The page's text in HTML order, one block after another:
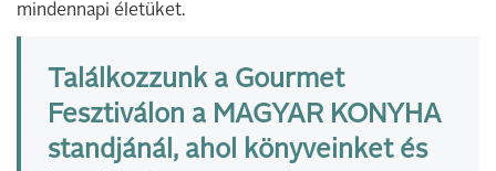
mindennapi életüket.
Találkozzunk a Gourmet
Fesztiválon a MAGYAR KONYHA
standjánál, ahol könyveinket és